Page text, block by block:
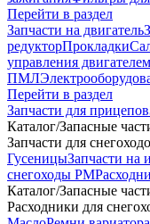
Перейти в раздел
Запчасти на двигатель
редукторПрокладки
управления двигателем
ПМЛ
Перейти в раздел
Запчасти для прицепов
Каталог/Запасные
Запчасти для
ГусеницыЗапчасти на
снегоходы РМ
Каталог/Запасные
Расходники для